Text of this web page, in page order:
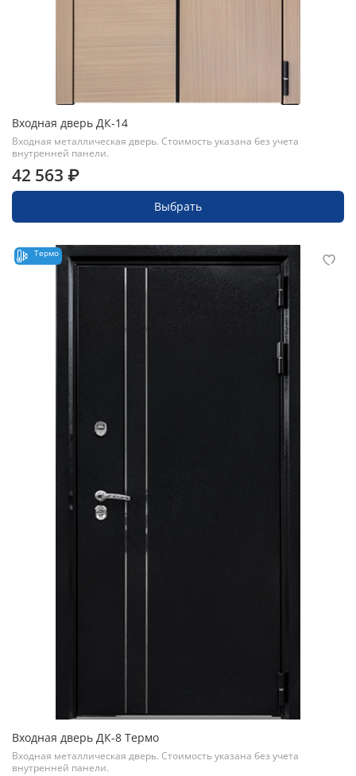
Входная дверь ДК-14
Входная металлическая дверь. Стоимость указана без учета
внутренней панели.
42 563 ₽
Выбрать
Термо
Входная дверь ДК-8 Термо
Входная металлическая дверь. Стоимость указана без учета
внутренней панели.